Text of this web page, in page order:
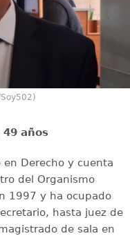
años
Derecho y cuenta
del Organismo
1997 y ha ocupado
hasta juez de
de sala en